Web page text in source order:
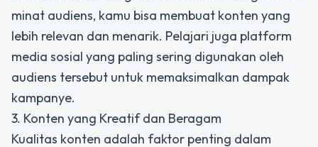
minat audiens, kamu bisa membuat konten yang
lebih relevan dan menarik. Pelajari juga platform
media sosial yang paling sering digunakan oleh
audiens tersebut untuk memaksimalkan dampak
kampanye.
3. Konten yang Kreatif dan Beragam
Kualitas konten adalah faktor penting dalam